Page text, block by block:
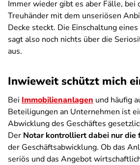
Immer wieder gibt es aber Fälle, bei
Treuhänder mit dem unseriösen
Decke steckt. Die Einschaltung
sagt also noch nichts über die
aus.
Inwieweit schützt mich
Bei Immobilienanlagen und häufig
Beteiligungen an Unternehmen ist
Abwicklung des Geschäftes
Der Notar kontrolliert dabei nur
der Geschäftsabwicklung. Ob das
seriös und das Angebot